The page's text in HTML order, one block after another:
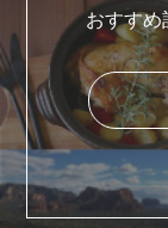
おすすめ